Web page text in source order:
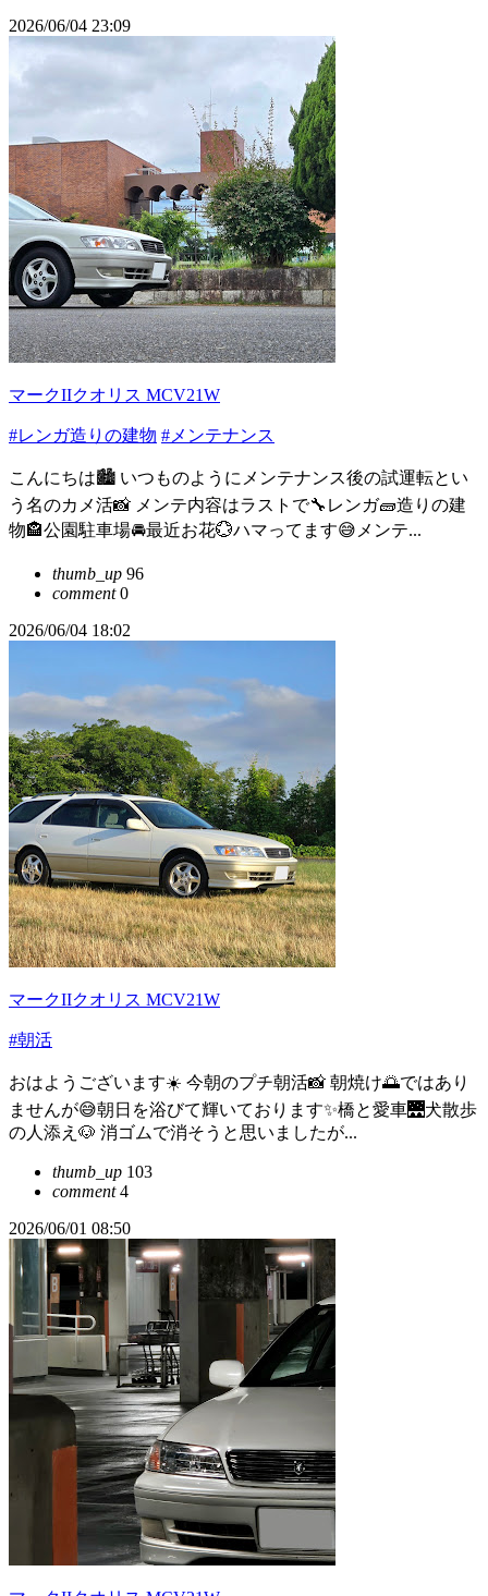
2026/06/04 23:09
マークIIクオリス MCV21W
#レンガ造りの建物 #メンテナンス
こんにちは🏙 いつものようにメンテナンス後の試運転とい
う名のカメ活📸 メンテ内容はラストで🔧レンガ🧱造りの建
物🏤公園駐車場🚘最近お花💮ハマってます😅メンテ...
thumb_up 96
comment0
2026/06/04 18:02
マークIIクオリス MCV21W
#朝活
おはようございます☀️ 今朝のプチ朝活📸 朝焼け🌅ではあり
ませんが😅朝日を浴びて輝いております✨️橋と愛車🌉犬散歩
の人添え🐶 消ゴムで消そうと思いましたが...
thumb_up 103
comment4
2026/06/01 08:50